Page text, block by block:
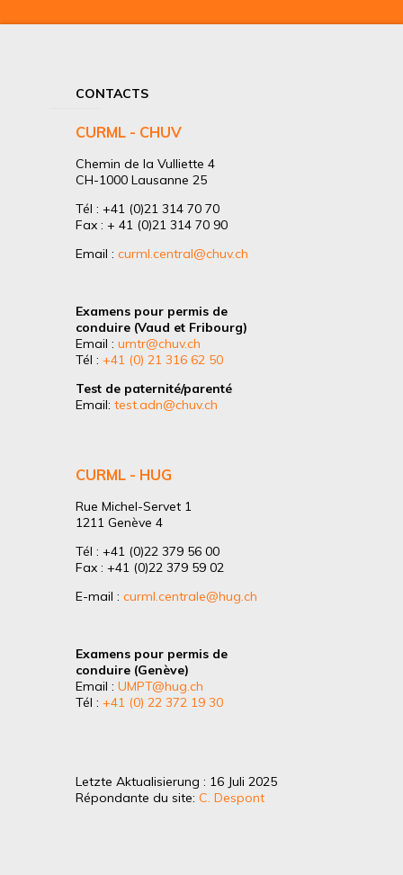
CONTACTS
CURML - CHUV
Chemin de la Vulliette 4
CH-1000 Lausanne 25
Tél : +41 (0)21 314 70 70
Fax : + 41 (0)21 314 70 90
Email : curml.central@chuv.ch
Examens pour permis de
conduire (Vaud et Fribourg)
Email : umtr@chuv.ch
Tél : +41 (0) 21 316 62 50
Test de paternité/parenté
Email: test.adn@chuv.ch
CURML - HUG
Rue Michel-Servet 1
1211 Genève 4
Tél : +41 (0)22 379 56 00
Fax : +41 (0)22 379 59 02
E-mail : curml.centrale@hug.ch
Examens pour permis de
conduire (Genève)
Email : UMPT@hug.ch
Tél : +41 (0) 22 372 19 30
Letzte Aktualisierung : 16 Juli 2025
Répondante du site: C. Despont